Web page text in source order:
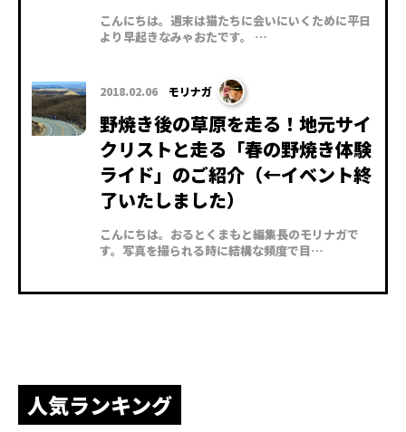
こんにちは。週末は猫たちに会いにいくために平日
より早起きなみゃおたです。 …
2018.02.06 モリナガ
野焼き後の草原を走る！地元サイ
クリストと走る「春の野焼き体験
ライド」のご紹介（←イベント終
了いたしました）
こんにちは。おるとくまもと編集長のモリナガで
す。写真を撮られる時に結構な頻度で目…
人気ランキング